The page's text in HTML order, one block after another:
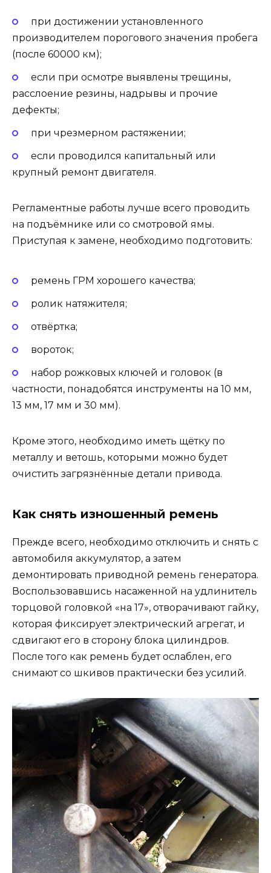
при достижении установленного
производителем порогового значения пробега
(после 60000 км);
если при осмотре выявлены трещины,
расслоение резины, надрывы и прочие
дефекты;
при чрезмерном растяжении;
если проводился капитальный или
крупный ремонт двигателя.
Регламентные работы лучше всего проводить
на подъёмнике или со смотровой ямы.
Приступая к замене, необходимо подготовить:
ремень ГРМ хорошего качества;
ролик натяжителя;
отвёртка;
вороток;
набор рожковых ключей и головок (в
частности, понадобятся инструменты на 10 мм,
13 мм, 17 мм и 30 мм).
Кроме этого, необходимо иметь щётку по
металлу и ветошь, которыми можно будет
очистить загрязнённые детали привода.
Как снять изношенный ремень
Прежде всего, необходимо отключить и снять с
автомобиля аккумулятор, а затем
демонтировать приводной ремень генератора.
Воспользовавшись насаженной на удлинитель
торцовой головкой «на 17», отворачивают гайку,
которая фиксирует электрический агрегат, и
сдвигают его в сторону блока цилиндров.
После того как ремень будет ослаблен, его
снимают со шкивов практически без усилий.